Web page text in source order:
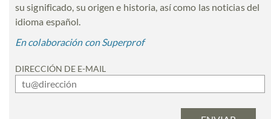
su significado, su origen e historia, así como las noticias del
idioma español.
En colaboración con Superprof
DIRECCIÓN DE E-MAIL